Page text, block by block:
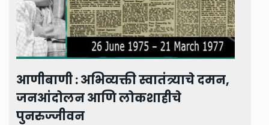
आणीबाणी : अभिव्यक्ती स्वातंत्र्याचे दमन,
जनआंदोलन आणि लोकशाहीचे
पुनरुज्जीवन